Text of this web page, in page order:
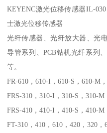
KEYENC激光位移传感器IL-
士激光位移传感器
光纤传感器、光纤放大器、光
导管系列、PCB钻机光纤系列
等。
FR-610，610-I，610-S，610-M
FRS-310，310-I，310-S，310-
FRS-410，410-I，410-S，410-
FT-310，410，610，420，320，